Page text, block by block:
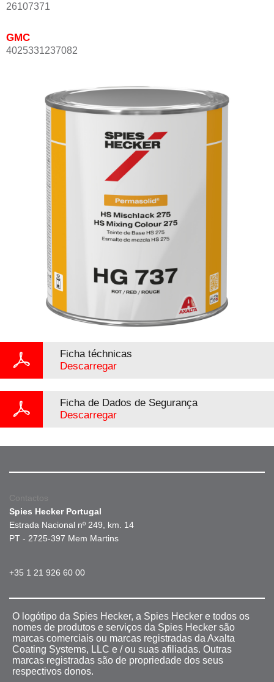
26107371
GMC
4025331237082
Ficha téchnicas
Descarregar
Ficha de Dados de Segurança
Descarregar
Contactos
Spies Hecker Portugal
Estrada Nacional nº 249, km. 14
PT - 2725-397 Mem Martins
+35 1 21 926 60 00
O logótipo da Spies Hecker, a Spies Hecker e todos os
nomes de produtos e serviços da Spies Hecker são
marcas comerciais ou marcas registradas da Axalta
Coating Systems, LLC e / ou suas afiliadas. Outras
marcas registradas são de propriedade dos seus
respectivos donos.